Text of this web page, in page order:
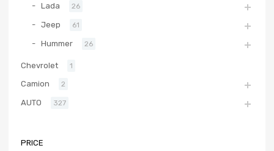
Lada 26
Jeep 61
Hummer 26
Chevrolet 1
Camion 2
AUTO 327
PRICE